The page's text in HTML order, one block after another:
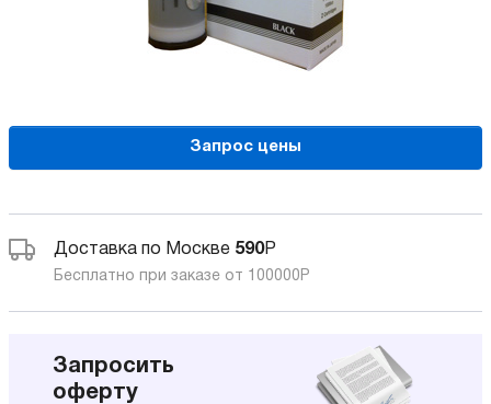
Запрос цены
Доставка по Москве 590Р
Бесплатно при заказе от 100000 Р
Запросить
оферту